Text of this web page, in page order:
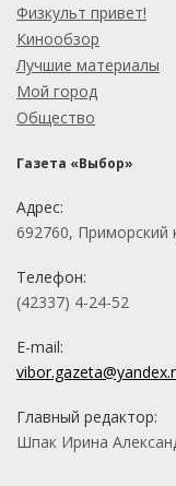
Физкульт привет!
Кинообзор
Лучшие материалы
Мой город
Общество
Газета «Выбор»
Адрес:
692760, Приморский
Телефон:
(42337) 4-24-52
E-mail:
Главный редактор:
Шпак Ирина